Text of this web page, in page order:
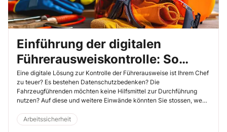
Einführung der digitalen
Führerausweis­kontrolle: So
überzeugen Sie alle Beteiligten
Eine digitale Lösung zur Kontrolle der Führerausweise ist Ihrem Chef
zu teuer? Es bestehen Datenschutzbedenken? Die
Fahrzeugführenden möchten keine Hilfsmittel zur Durchführung
nutzen? Auf diese und weitere Einwände könnten Sie stossen, wenn
wollen. Aber es gibt gute Argumente, mit denen Sie die Skeptiker in
Ihrem Unternehmen von den Vorteilen der digitalen
Arbeitssicherheit